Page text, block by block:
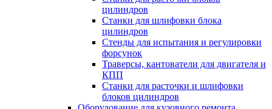
цилиндров
Станки для шлифовки блока
цилиндров
Стенды для испытания и регулировки
форсунок
Траверсы, кантователи для двигателя и
КПП
Станки для расточки и шлифовки
блоков цилиндров